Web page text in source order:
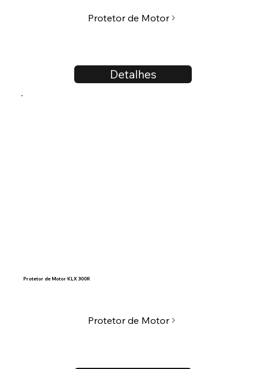
Detalhes
Protetor de Motor
Protetor de Motor KLX 300R
Protetor de Motor